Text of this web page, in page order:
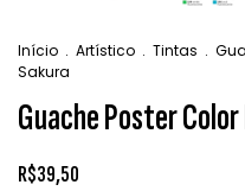
Início . Artístico . Tintas .
Sakura
Guache Poster
R$39,50